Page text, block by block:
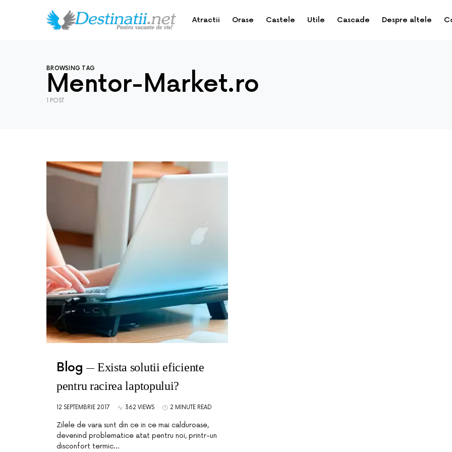
Atractii Orase Castele Utile Cascade Despre altele
BROWSING TAG
Mentor-Market.ro
1 POST
Blog
Exista solutii eficiente
pentru racirea laptopului?
12 SEPTEMBRIE 2017 362 VIEWS 2 MINUTE READ
Zilele de vara sunt din ce in ce mai calduroase,
devenind problematice atat pentru noi, printr-un
disconfort termic…